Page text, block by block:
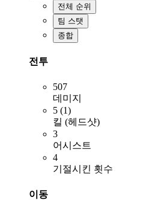
전체 순위
팀 스탯
종합
전투
507
데미지
5 (1)
킬 (헤드샷)
3
어시스트
4
기절시킨 횟수
이동